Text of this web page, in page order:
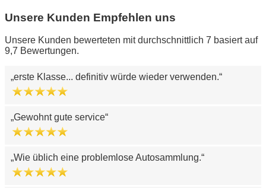
Unsere Kunden Empfehlen uns
Unsere Kunden bewerteten mit durchschnittlich 7 basiert auf
9,7 Bewertungen.
erste Klasse... definitiv würde wieder verwenden.
Gewohnt gute service
Wie üblich eine problemlose Autosammlung.